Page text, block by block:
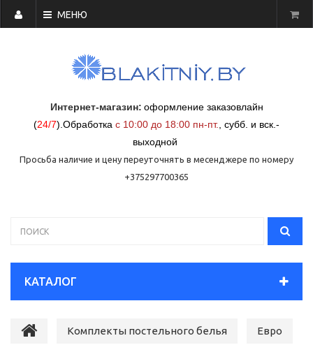
МЕНЮ
Интернет-магазин: оформление заказовлайн
(24/7) Обработка с 10:00 до 18:00 пн-пт. субб. и вск.-
выходной
Просьба наличие и цену переуточнять в месенджере по номеру
+375297700365
КАТАЛОГ
Комплекты постельного белья Евро